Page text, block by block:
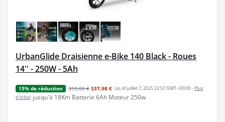
UrbanGlide Draisienne e-Bike 140 Black - Roues
14'' - 250W - 5Ah
15% de réduction 399,00 € 337,98 € (as of juillet 7, 2025 22:57 GMT +00:00 - Plus
d’infos) jusqu'à 18Km Batterie 6Ah Moteur 250w